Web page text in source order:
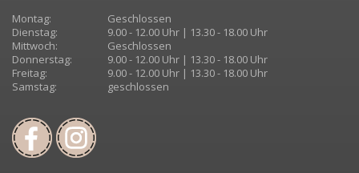
Montag:
Geschlossen
Dienstag:
9.00 - 12.00 Uhr | 13.30 - 18.00 Uhr
Mittwoch:
Geschlossen
Donnerstag:
9.00 - 12.00 Uhr | 13.30 - 18.00 Uhr
Freitag:
9.00 - 12.00 Uhr | 13.30 - 18.00 Uhr
Samstag:
geschlossen